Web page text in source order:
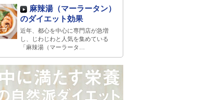
麻辣湯（マーラータン）
のダイエット効果
近年、都心を中心に専門店が急増
し、じわじわと人気を集めている
「麻辣湯（マーラータ…